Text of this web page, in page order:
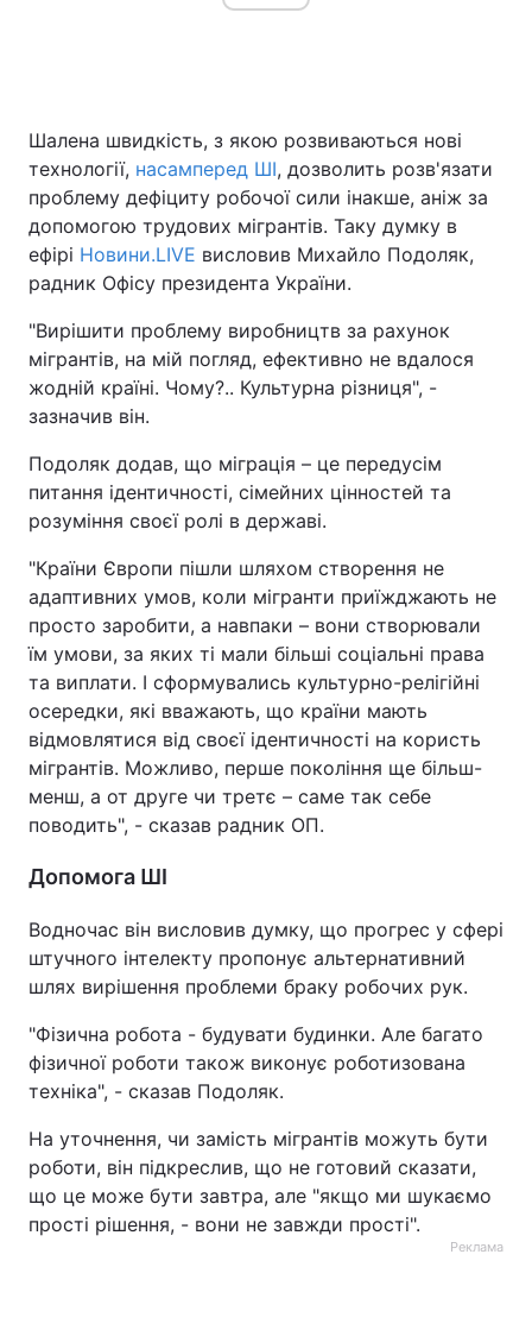
Шалена швидкість, з якою розвиваються нові
технології, насамперед ШІ, дозволить розв'язати
проблему дефіциту робочої сили інакше, аніж за
допомогою трудових мігрантів. Таку думку в
ефірі Новини.LIVE висловив Михайло Подоляк,
радник Офісу президента України.
"Вирішити проблему виробництв за рахунок
мігрантів, на мій погляд, ефективно не вдалося
жодній країні. Чому?.. Культурна різниця", -
зазначив він.
Подоляк додав, що міграція – це передусім
питання ідентичності, сімейних цінностей та
розуміння своєї ролі в державі.
"Країни Європи пішли шляхом створення не
адаптивних умов, коли мігранти приїжджають не
просто заробити, а навпаки – вони створювали
їм умови, за яких ті мали більші соціальні права
та виплати. І сформувались культурно-релігійні
осередки, які вважають, що країни мають
відмовлятися від своєї ідентичності на користь
мігрантів. Можливо, перше покоління ще більш-
менш, а от друге чи третє – саме так себе
поводить", - сказав радник ОП.
Допомога ШІ
Водночас він висловив думку, що прогрес у сфері
штучного інтелекту пропонує альтернативний
шлях вирішення проблеми браку робочих рук.
"Фізична робота - будувати будинки. Але багато
фізичної роботи також виконує роботизована
техніка", - сказав Подоляк.
На уточнення, чи замість мігрантів можуть бути
роботи, він підкреслив, що не готовий сказати,
що це може бути завтра, але "якщо ми шукаємо
прості рішення, - вони не завжди прості".
Реклама